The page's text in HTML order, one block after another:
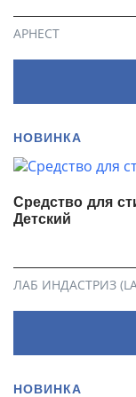
АРНЕСТ
НОВИНКА
Средство для
Детский
ЛАБ ИНДАСТРИЗ
НОВИНКА